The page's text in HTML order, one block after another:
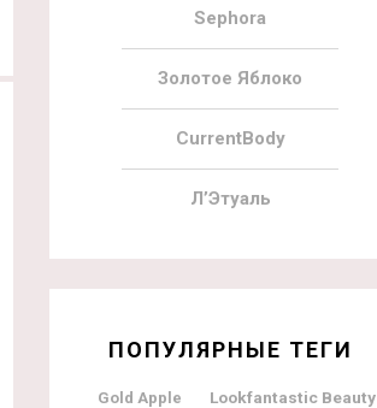
Sephora
Золотое Яблоко
CurrentBody
Л’Этуаль
ПОПУЛЯРНЫЕ ТЕГИ
Gold Apple
Lookfantastic Beauty